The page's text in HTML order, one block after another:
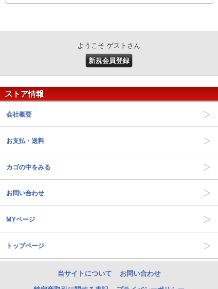
ようこそ ゲストさん
新規会員登録
ストア情報
会社概要
お支払・送料
カゴの中をみる
お問い合わせ
MYページ
トップページ
当サイトについて お問い合わせ